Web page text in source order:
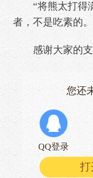
“将熊太打得满
者，不是吃素的
感谢大家的支
您还
QQ登录
打